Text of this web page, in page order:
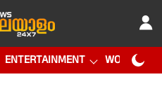
ENTERTAINMENT WORLD CUP